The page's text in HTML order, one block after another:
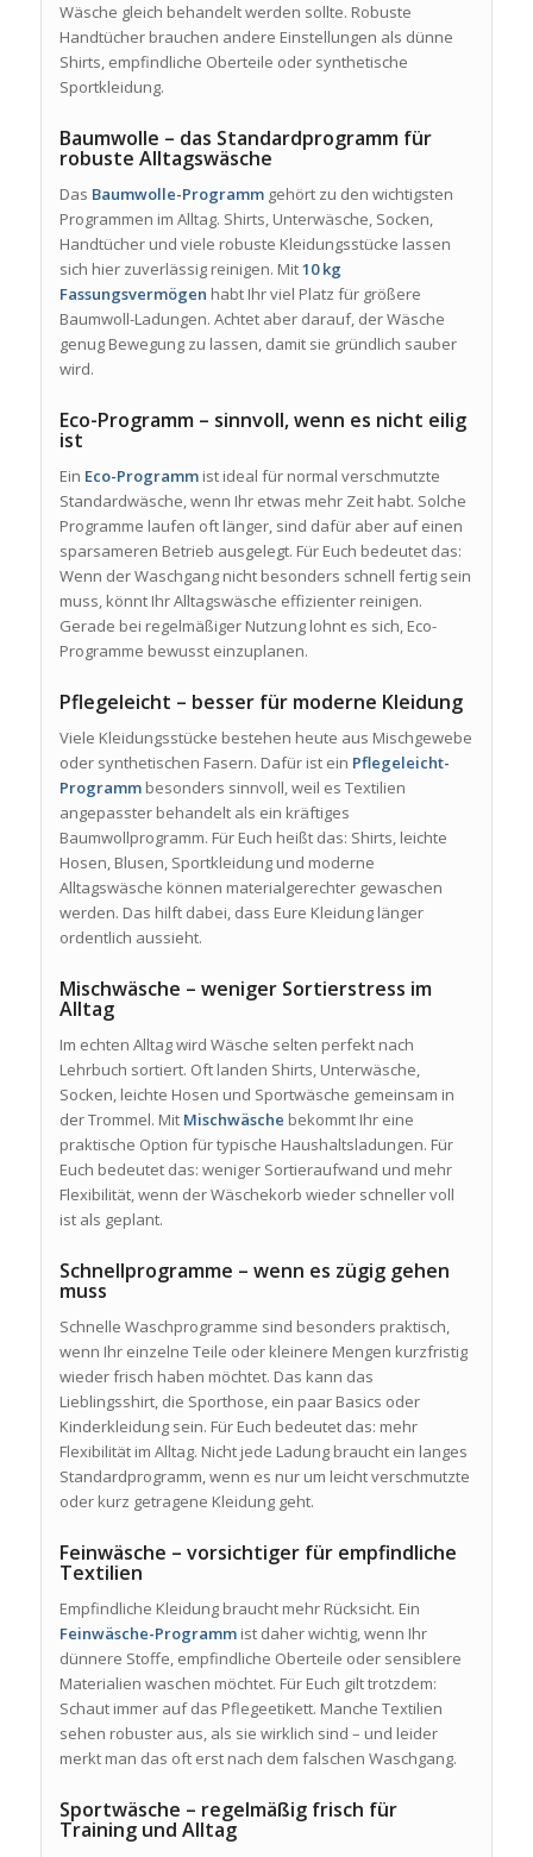
Wäsche gleich behandelt werden sollte. Robuste
Handtücher brauchen andere Einstellungen als dünne
Shirts, empfindliche Oberteile oder synthetische
Sportkleidung.
Baumwolle – das Standardprogramm für
robuste Alltagswäsche
Das Baumwolle-Programmgehört zu den wichtigsten
Programmen im Alltag. Shirts, Unterwäsche, Socken,
Handtücher und viele robuste Kleidungsstücke lassen
sich hier zuverlässig reinigen. Mit10 kg
Fassungsvermögen habt Ihr viel Platz für größere
Baumwoll-Ladungen. Achtet aber darauf, der Wäsche
genug Bewegung zu lassen, damit sie gründlich sauber
wird.
Eco-Programm – sinnvoll, wenn es nicht eilig
ist
Ein Eco-Programmist ideal für normal verschmutzte
Standardwäsche, wenn Ihr etwas mehr Zeit habt. Solche
Programme laufen oft länger, sind dafür aber auf einen
sparsameren Betrieb ausgelegt. Für Euch bedeutet das:
Wenn der Waschgang nicht besonders schnell fertig sein
muss, könnt Ihr Alltagswäsche effizienter reinigen.
Gerade bei regelmäßiger Nutzung lohnt es sich, Eco-
Programme bewusst einzuplanen.
Pflegeleicht – besser für moderne Kleidung
Viele Kleidungsstücke bestehen heute aus Mischgewebe
oder synthetischen Fasern. Dafür ist ein Pflegeleicht-
Programmbesonders sinnvoll, weil es Textilien
angepasster behandelt als ein kräftiges
Baumwollprogramm. Für Euch heißt das: Shirts, leichte
Hosen, Blusen, Sportkleidung und moderne
Alltagswäsche können materialgerechter gewaschen
werden. Das hilft dabei, dass Eure Kleidung länger
ordentlich aussieht.
Mischwäsche – weniger Sortierstress im
Alltag
Im echten Alltag wird Wäsche selten perfekt nach
Lehrbuch sortiert. Oft landen Shirts, Unterwäsche,
Socken, leichte Hosen und Sportwäsche gemeinsam in
der Trommel. Mit Mischwäsche bekommt Ihr eine
praktische Option für typische Haushaltsladungen. Für
Euch bedeutet das: weniger Sortieraufwand und mehr
Flexibilität, wenn der Wäschekorb wieder schneller voll
ist als geplant.
Schnellprogramme – wenn es zügig gehen
muss
Schnelle Waschprogramme sind besonders praktisch,
wenn Ihr einzelne Teile oder kleinere Mengen kurzfristig
wieder frisch haben möchtet. Das kann das
Lieblingsshirt, die Sporthose, ein paar Basics oder
Kinderkleidung sein. Für Euch bedeutet das: mehr
Flexibilität im Alltag. Nicht jede Ladung braucht ein langes
Standardprogramm, wenn es nur um leicht verschmutzte
oder kurz getragene Kleidung geht.
Feinwäsche – vorsichtiger für empfindliche
Textilien
Empfindliche Kleidung braucht mehr Rücksicht. Ein
Feinwäsche-Programmist daher wichtig, wenn Ihr
dünnere Stoffe, empfindliche Oberteile oder sensiblere
Materialien waschen möchtet. Für Euch gilt trotzdem:
Schaut immer auf das Pflegeetikett. Manche Textilien
sehen robuster aus, als sie wirklich sind – und leider
merkt man das oft erst nach dem falschen Waschgang.
Sportwäsche – regelmäßig frisch für
Training und Alltag